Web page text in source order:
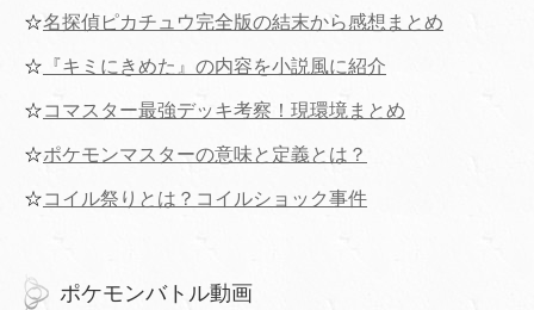
☆名探偵ピカチュウ完全版の結末から感想まとめ
☆ 『キミにきめた』の内容を小説風に紹介
☆コマスター最強デッキ考察！現環境まとめ
☆ポケモンマスターの意味と定義とは？
☆コイル祭りとは？コイルショック事件
ポケモンバトル動画